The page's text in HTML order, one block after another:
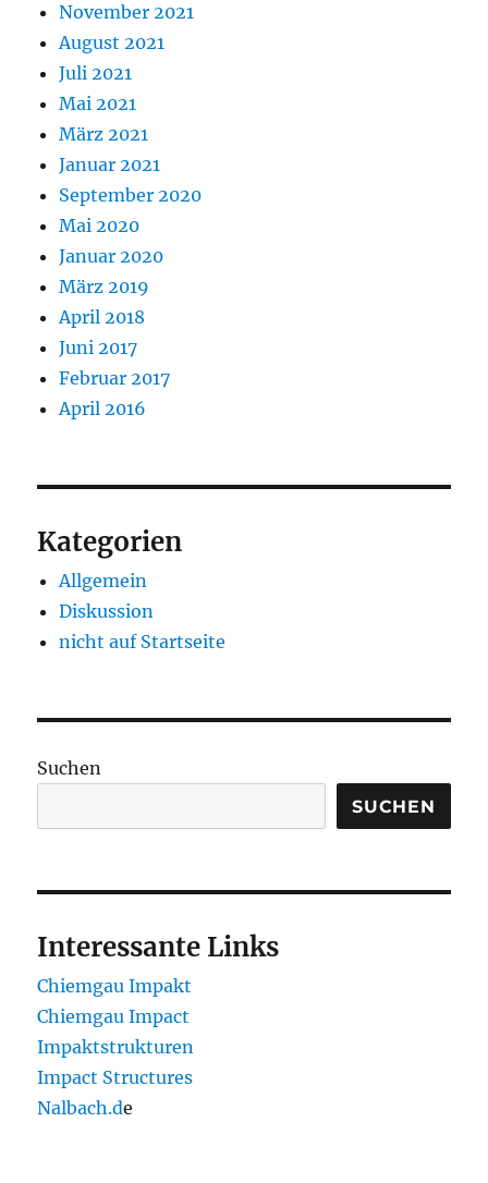
November 2021
August 2021
Juli 2021
Mai 2021
März 2021
Januar 2021
September 2020
Mai 2020
Januar 2020
März 2019
April 2018
Juni 2017
Februar 2017
April 2016
Kategorien
Allgemein
Diskussion
nicht auf Startseite
Suchen
SUCHEN
Interessante Links
Chiemgau Impakt
Chiemgau Impact
Impaktstrukturen
Impact Structures
Nalbach.de